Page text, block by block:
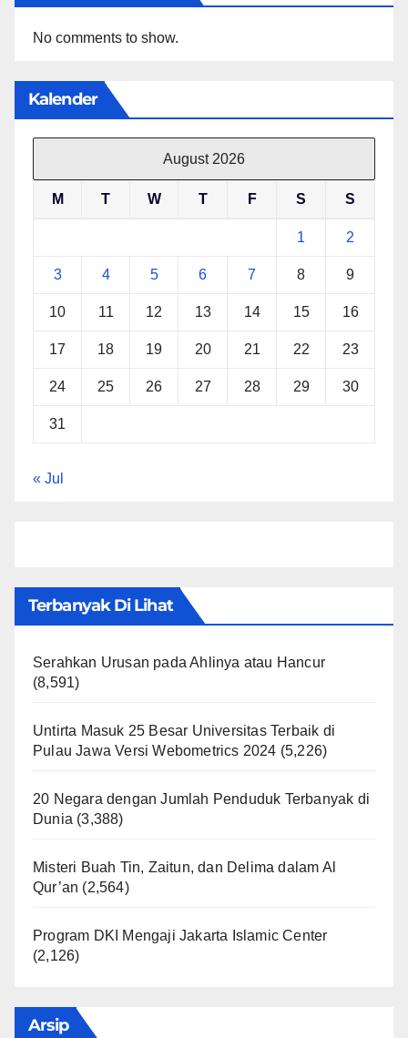
No comments to show.
Kalender
August 2026
M T W T F S S
1 2
3 4 5 6 7 8 9
10 11 12 13 14 15 16
17 18 19 20 21 22 23
24 25 26 27 28 29 30
31
« Jul
Terbanyak Di Lihat
Serahkan Urusan pada Ahlinya atau Hancur
(8,591)
Untirta Masuk 25 Besar Universitas Terbaik di
Pulau Jawa Versi Webometrics 2024 (5,226)
20 Negara dengan Jumlah Penduduk Terbanyak di
Dunia (3,388)
Misteri Buah Tin, Zaitun, dan Delima dalam Al
Qur’an (2,564)
Program DKI Mengaji Jakarta Islamic Center
(2,126)
Arsip